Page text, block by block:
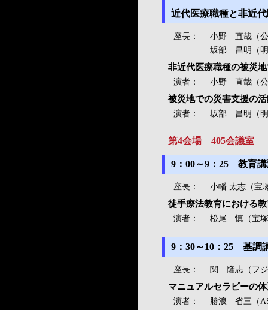
近代医療職種と非近
座長：
小野 直哉（公
坂部 昌明（
非近代医療職種の被災
演者： 小野 直哉（公
被災地での災害支援の
演者： 坂部 昌明（
第4会場 405会議室
9：00～9：25 教育
座長： 小幡 太志（
徒手療法教育における
演者： 松尾 慎（宝
9：30～10：25 基調
座長： 関 隆志（フ
マニュアルセラピーの
演者： 勝浪 省三（